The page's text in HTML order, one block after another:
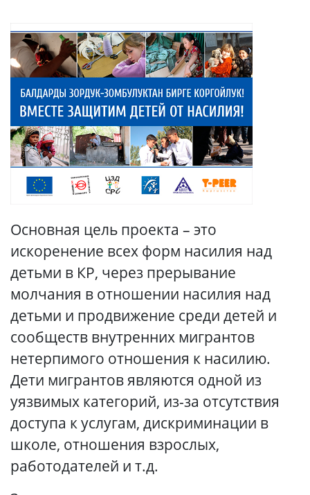
Основная цель проекта – это
искоренение всех форм насилия над
детьми в КР, через прерывание
молчания в отношении насилия над
детьми и продвижение среди детей и
сообществ внутренних мигрантов
нетерпимого отношения к насилию.
Дети мигрантов являются одной из
уязвимых категорий, из-за отсутствия
доступа к услугам, дискриминации в
школе, отношения взрослых,
работодателей и т.д.